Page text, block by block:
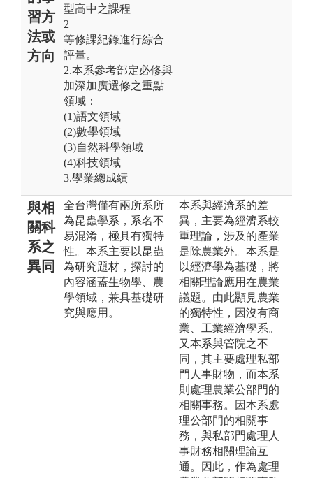
習方
法或
方向
型高中之課程
2
等修課紀錄進行綜合
評量。
2.本系參考部定必修與
加深加廣選修之重點
領域：
(1)語文領域
(2)數學領域
(3)自然科學領域
(4)科技領域
3.學業總成績
與相
關科
系之
異同
全台灣僅有兩所系所
為昆蟲學系，系名不
易混淆，極具有獨特
性。本系主要以昆蟲
為研究題材，探討的
內容涵蓋生物學、農
學領域，兼具基礎研
究與應用。
本系與經濟系的差
異，主要為經濟系較
重理論，涉及的產業
是除農業外。本系是
以經濟學為基礎，將
相關理論應用在農業
議題。由此顯見農業
的獨特性，因沒有商
業、工業經濟學系。
又本系與管院之不
同，其主要處理私部
門人事財物，而本系
則處理農業公部門的
相關事務。因本系處
理公部門的相關事
務，與私部門處理人
事財務相關理論互
通。因此，作為處理